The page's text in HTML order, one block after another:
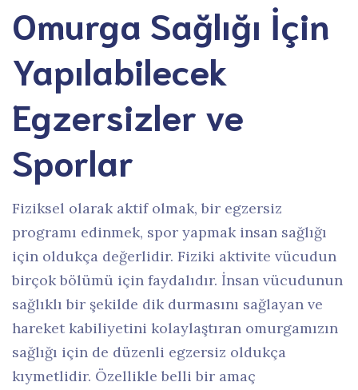
Omurga Sağlığı İçin
Yapılabilecek
Egzersizler ve
Sporlar
Fiziksel olarak aktif olmak, bir egzersiz
programı edinmek, spor yapmak insan sağlığı
için oldukça değerlidir. Fiziki aktivite vücudun
birçok bölümü için faydalıdır. İnsan vücudunun
sağlıklı bir şekilde dik durmasını sağlayan ve
hareket kabiliyetini kolaylaştıran omurgamızın
sağlığı için de düzenli egzersiz oldukça
kıymetlidir. Özellikle belli bir amaç